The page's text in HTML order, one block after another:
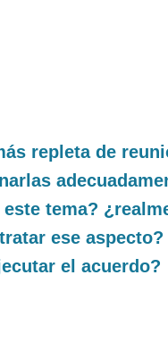
repleta de
este tema?
ese
el acuerdo?